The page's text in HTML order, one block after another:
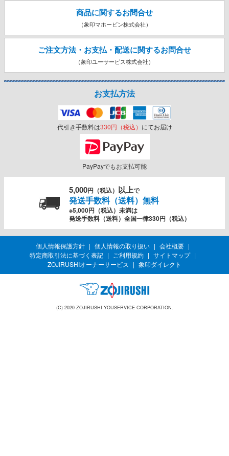
商品に関するお問合せ
（象印マホービン株式会社）
ご注文方法・お支払・配送に関するお問合せ
（象印ユーサービス株式会社）
お支払方法
代引き手数料は330円（税込） にてお届け
PayPayでもお支払可能
5,000円（税込） 以上で
発送手数料（送料）無料
※5,000円（税込）未満は
発送手数料（送料）全国一律330円（税込）
個人情報保護方針 個人情報の取り扱い
会社概要
特定商取引法に基づく表記
ご利用規約
サイトマップ
ZOJIRUSHIオーナーサービス
象印ダイレクト
(C) 2020 ZOJIRUSHI YOUSERVICE CORPORATION.